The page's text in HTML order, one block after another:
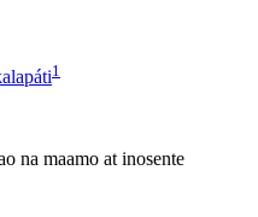
1
na maamo at inosente